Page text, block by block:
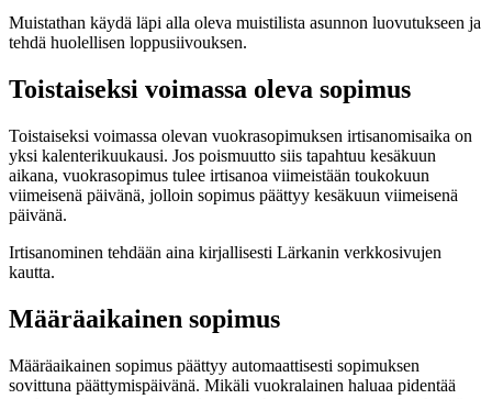
Muistathan käydä läpi alla oleva muistilista asunnon luovutukseen ja
tehdä huolellisen loppusiivouksen.
Toistaiseksi voimassa oleva sopimus
Toistaiseksi voimassa olevan vuokrasopimuksen irtisanomisaika on
yksi kalenterikuukausi. Jos poismuutto siis tapahtuu kesäkuun
aikana, vuokrasopimus tulee irtisanoa viimeistään toukokuun
viimeisenä päivänä, jolloin sopimus päättyy kesäkuun viimeisenä
päivänä.
Irtisanominen tehdään aina kirjallisesti Lärkanin verkkosivujen
kautta.
Määräaikainen sopimus
Määräaikainen sopimus päättyy automaattisesti sopimuksen
sovittuna päättymispäivänä. Mikäli vuokralainen haluaa pidentää